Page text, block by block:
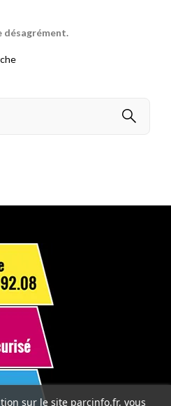
désagrément.
sur le site parcinfo.fr, vous